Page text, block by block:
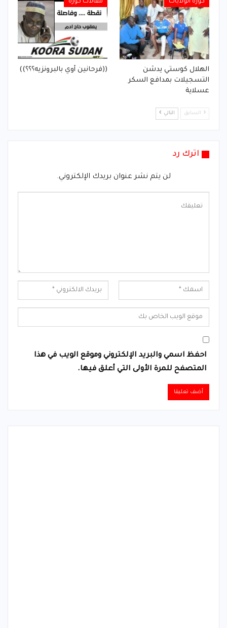
كورة الولايات
الهلال كوستي يدشن
التسجيلات بمدافع السكر
عسلاية
مقالات كورة
((فرحانين أوي بالبرونزيه؟؟؟))
السابق التالي
اترك رد
لن يتم نشر عنوان بريدك الإلكتروني.
احفظ اسمي والبريد الإلكتروني وموقع الويب في هذا
المتصفح للمرة الأولى التي أعلق فيها.